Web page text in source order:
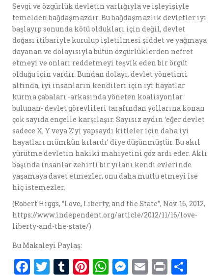
Sevgi ve özgürlük devletin varlığıyla ve işleyişiyle
temelden bağdaşmazdır. Bu bağdaşmazlık devletler iyi
başlayıp sonunda kötü oldukları için değil, devlet
doğası itibariyle kurulup işletilmesi şiddet ve yağmaya
dayanan ve dolayısıyla bütün özgürlüklerden nefret
etmeyi ve onları reddetmeyi teşvik eden bir örgüt
olduğu için vardır. Bundan dolayı, devlet yönetimi
altında, iyi insanların kendileri için iyi hayatlar
kurma çabaları -arkasında yöneten koalisyonlar
bulunan- devlet görevlileri tarafından yollarına konan
çok sayıda engelle karşılaşır. Sayısız aydın ‘eğer devlet
sadece X, Y veya Z’yi yapsaydı kitleler için daha iyi
hayatları mümkün kılardı’ diye düşünmüştür. Bu akıl
yürütme devletin hakikî mahiyetini göz ardı eder. Aklı
başında insanlar zehirli bir yılanı kendi evlerinde
yaşamaya davet etmezler, onu daha mutlu etmeyi ise
hiç istemezler.
(Robert Higgs, ‘’Love, Liberty, and the State’’, Nov. 16, 2012,
https://www.independent.org/article/2012/11/16/love-
liberty-and-the-state/)
Bu Makaleyi Paylaş:
F T T Pi W M E P